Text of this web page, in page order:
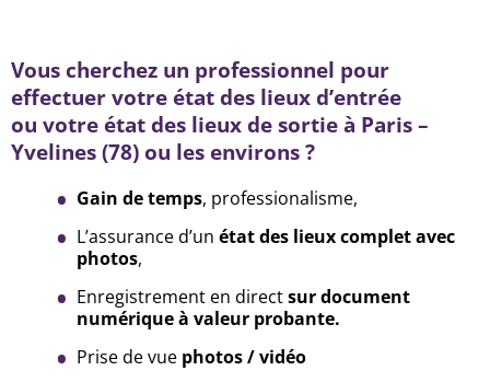
Vous cherchez un professionnel pour
effectuer votre état des lieux d’entrée
ou votre état des lieux de sortie à Paris –
Yvelines (78) ou les environs ?
Gain de temps, professionalisme,
L’assurance d’un état des lieux complet avec
photos,
Enregistrement en directsur document
numérique à valeur probante.
Prise de vue photos / vidéo